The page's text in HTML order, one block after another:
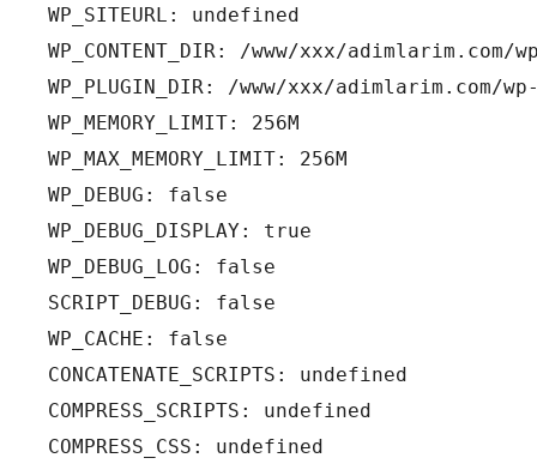
WP_SITEURL: undefined
WP_CONTENT_DIR: /www/xxx/adimlarim.com/
WP_PLUGIN_DIR: /www/xxx/adimlarim.com/
WP_MEMORY_LIMIT: 256M
WP_MAX_MEMORY_LIMIT: 256M
WP_DEBUG: false
WP_DEBUG_DISPLAY: true
WP_DEBUG_LOG: false
SCRIPT_DEBUG: false
WP_CACHE: false
CONCATENATE_SCRIPTS: undefined
COMPRESS_SCRIPTS: undefined
COMPRESS_CSS: undefined